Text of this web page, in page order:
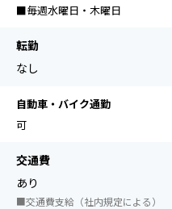
■毎週水曜日・木曜日
転勤
なし
自動車・バイク通勤
可
交通費
あり
■交通費支給（社内規定による）